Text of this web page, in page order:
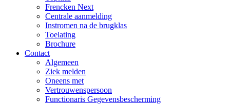
Frencken Next
Centrale aanmelding
Instromen na de brugklas
Toelating
Brochure
Contact
Algemeen
Ziek melden
Oneens met
Vertrouwenspersoon
Functionaris Gegevensbescherming